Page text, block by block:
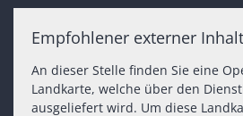
Empfohlener externer Inhalt
An dieser Stelle finden Sie eine
Landkarte, welche über den
ausgeliefert wird. Um diese